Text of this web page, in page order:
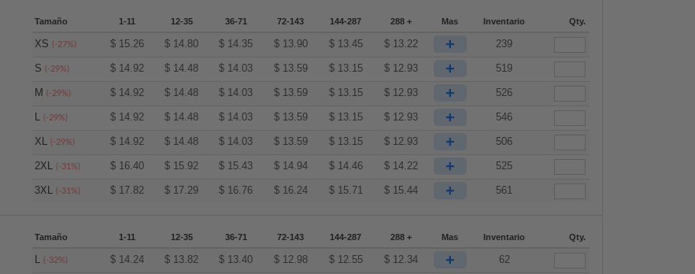
Tamaño 1-11 12-35 36-71 72-143 144-287 288 + Mas Inventario Qty.
XS(-27%) $ 15.26 $ 14.80 $ 14.35 $ 13.90 $ 13.45 $ 13.22 + 239
S(-29%) $ 14.92 $ 14.48 $ 14.03 $ 13.59 $ 13.15 $ 12.93 + 519
M(-29%) $ 14.92 $ 14.48 $ 14.03 $ 13.59 $ 13.15 $ 12.93 + 526
L(-29%) $ 14.92 $ 14.48 $ 14.03 $ 13.59 $ 13.15 $ 12.93 + 546
XL(-29%) $ 14.92 $ 14.48 $ 14.03 $ 13.59 $ 13.15 $ 12.93 + 506
2XL(-31%) $ 16.40 $ 15.92 $ 15.43 $ 14.94 $ 14.46 $ 14.22 + 525
3XL(-31%) $ 17.82 $ 17.29 $ 16.76 $ 16.24 $ 15.71 $ 15.44 + 561
Tamaño 1-11 12-35 36-71 72-143 144-287 288 + Mas Inventario Qty.
L(-32%) $ 14.24 $ 13.82 $ 13.40 $ 12.98 $ 12.55 $ 12.34 + 62